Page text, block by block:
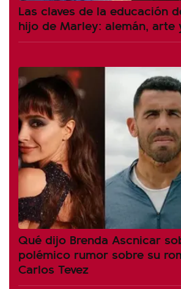
Las claves de la educación
hijo de Marley: alemán, arte
Qué dijo Brenda Ascnicar
polémico rumor sobre su
Carlos Tevez